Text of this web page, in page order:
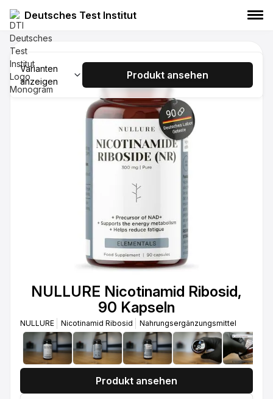
Deutsches Test Institut
Kapseln
NULLURE
Nicotinamid Ribosid
NULLURE Nicotinamid Ribosid, 60
NULLURE
Nicotinamid Ribosid
Nahrungsergänzungsmittel
Varianten
anzeigen
Produkt ansehen
NULLURE Nicotinamid Ribosid,
90 Kapseln
NULLURE Nicotinamid Ribosid Nahrungsergänzungsmittel
Produkt ansehen